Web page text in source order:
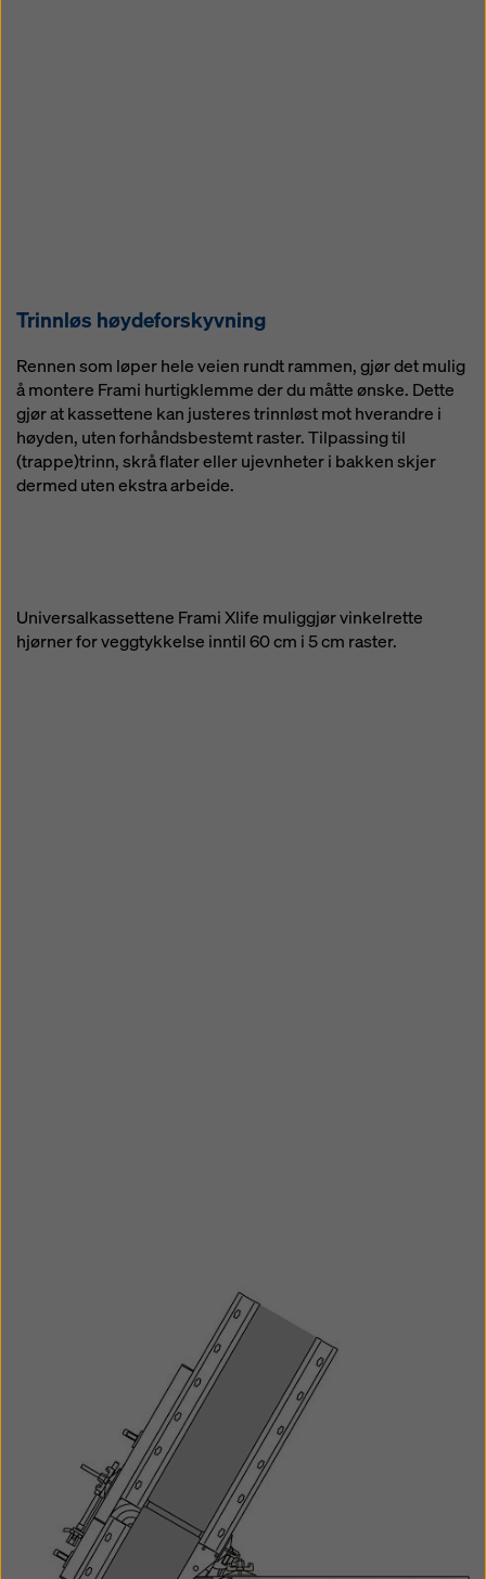
Trinnløs høydeforskyvning
Rennen som løper hele veien rundt rammen, gjør det mulig
å montere Frami hurtigklemme der du måtte ønske. Dette
gjør at kassettene kan justeres trinnløst mot hverandre i
høyden, uten forhåndsbestemt raster. Tilpassing til
(trappe)trinn, skrå flater eller ujevnheter i bakken skjer
dermed uten ekstra arbeide.
Universalkassettene Frami Xlife muliggjør vinkelrette
hjørner for veggtykkelse inntil 60 cm i 5 cm raster.